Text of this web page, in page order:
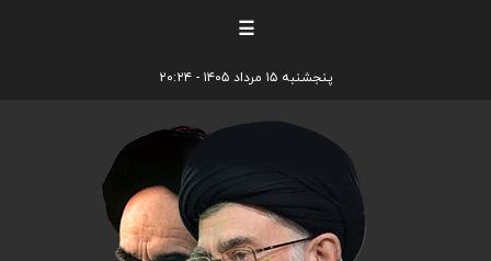
☰
پنجشنبه ۱۵ مرداد ۱۴۰۵ - ۲۰:۲۴